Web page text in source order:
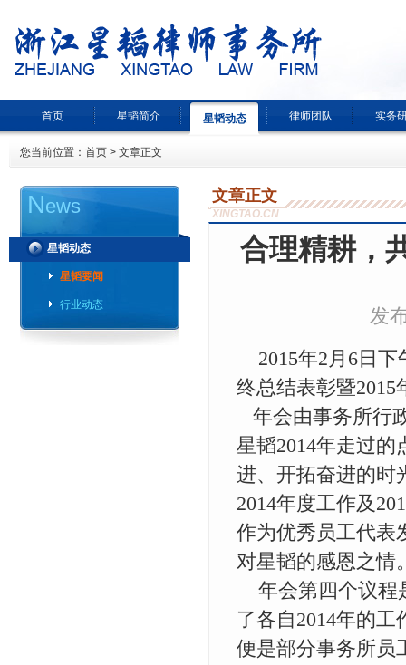
首页 星韬简介 星韬动态 律师团队 实务
您当前位置： 首页 > 文章正文
News
星韬动态
星韬要闻
行业动态
文章正文
XINGTAO.CN
合理精耕，
发
2015年2月6日下
终总结表彰暨2015
年会由事务所行
星韬2014年走过的
进、开拓奋进的时
2014年度工作及
作为优秀员工代表
对星韬的感恩之情
年会第四个议程
了各自2014年的
便是部分事务所员